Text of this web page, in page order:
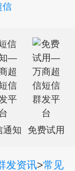
通知 免费试用
发资讯>常见